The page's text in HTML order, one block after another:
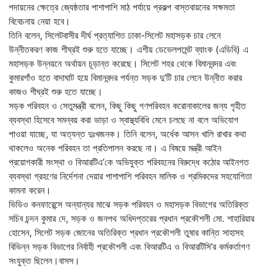
পদায়নের ক্ষেত্রে জ্যেষ্ঠতার পাশাপাশি মাঠ পর্যায়ে প্রকল্প বাস্তবায়নের সক্ষমতা
বিবেচনায় নেয়া হবে।
তিনি বলেন, সিলেটবাসীর দীর্ঘ প্রত্যাশিত ঢাকা-সিলেট মহাসড়ক চার লেনে
উন্নীতকরণ কাজ শীঘ্রই শুরু হতে যাচ্ছে। এশীয় ডেভেলপমেন্ট ব্যাংক (এডিবি) এ
মহাসড়ক উন্নয়নে অর্থায়ন চূড়ান্ত করেছে। সিলেট শহর থেকে বিমানবন্দর এবং
কুমারগাঁও হতে বাদাঘাট হয়ে বিমানবন্দর পর্যন্ত সড়ক দু’টি চার লেনে উন্নীত করার
কাজও শীঘ্রই শুরু হতে যাচ্ছে।
সড়ক পরিবহন ও সেতুমন্ত্রী বলেন, কিছু কিছু গণপরিবহন করোনাকালের জন্য গৃহীত
ব্যবস্থা হিসেবে সমন্বয় করা ভাড়া ও স্বাস্থ্যবিধি মেনে চলছে না বলে অভিযোগ
পাওয়া যাচ্ছে, যা অত্যন্ত দুঃখজনক। তিনি বলেন, অর্ধেক আসন খালি রাখার কথা
থাকলেও অনেক পরিবহন তা প্রতিপালন করছে না। এ বিষয়ে মন্ত্রী আইন
প্রয়োগকারী সংস্থা ও বিআরটিএ’কে অভিযুক্ত পরিবহনের বিরুদ্ধে কঠোর আইনগত
ব্যবস্থা গ্রহণের নির্দেশনা দেয়ার পাশাপাশি পরিবহন মালিক ও শ্রমিকদের সহযোগিতা
কামনা করেন।
ভিডিও কনফারেন্সে অন্যান্যর মাঝে সড়ক পরিবহন ও মহাসড়ক বিভাগের অতিরিক্ত
সচিব চন্দন কুমার দে, সড়ক ও জনপথ অধিদপ্তরের প্রধান প্রকৌশলী মো. শাহারিয়ার
হোসেন, সিলেট সড়ক জোনের অতিরিক্ত প্রধান প্রকৌশলী তুষার কান্তি সাহাসহ
বিভিন্ন সড়ক বিভাগের নির্বাহী প্রকৌশলী এবং বিআরটিএ ও বিআরটিসি’র কর্মকর্তাগণ
সংযুক্ত ছিলেন।বাসস।